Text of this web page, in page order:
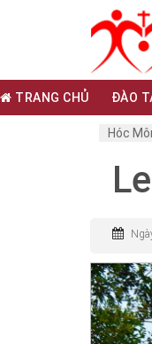
TRANG CHỦ ĐÀO
Hóc